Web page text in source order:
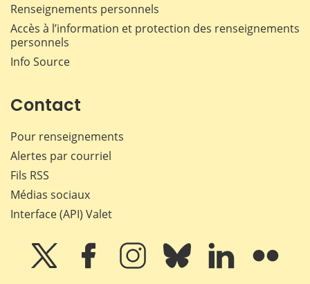
Renseignements personnels
Accès à l’information et protection des renseignements
personnels
Info Source
Contact
Pour renseignements
Alertes par courriel
Fils RSS
Médias sociaux
Interface (API) Valet